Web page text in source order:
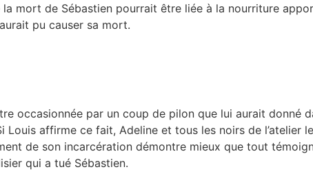
mort de Sébastien pourrait être liée à la nourriture
pu causer sa mort.
occasionnée par un coup de pilon que lui aurait donné
affirme ce fait, Adeline et tous les noirs de l’atelier
de son incarcération démontre mieux que tout
qui a tué Sébastien.